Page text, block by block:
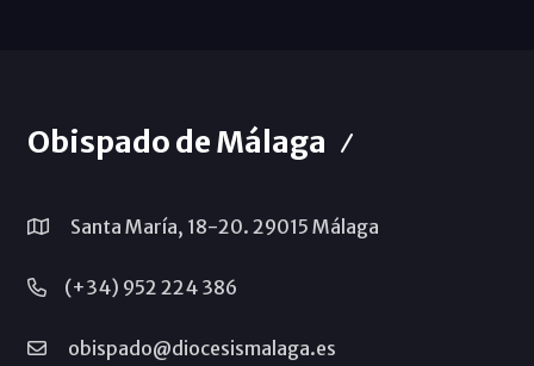
Obispado de Málaga
Santa María, 18-20. 29015 Málaga
(+34) 952 224 386
obispado@diocesismalaga.es